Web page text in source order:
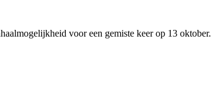
voor een gemiste keer op 13 oktober.